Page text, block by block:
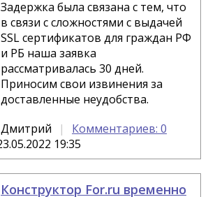
Задержка была связана с тем, что
в связи с сложностями с выдачей
SSL сертификатов для граждан РФ
и РБ наша заявка
рассматривалась 30 дней.
Приносим свои извинения за
доставленные неудобства.
Дмитрий
Комментариев: 0
19:35
Конструктор For.ru временно